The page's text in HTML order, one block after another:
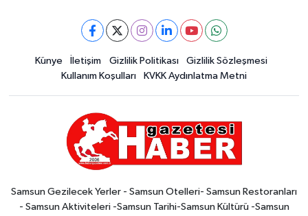
Künye İletişim Gizlilik Politikası
Gizlilik Sözleşmesi
Kullanım Koşulları
KVKK Aydınlatma Metni
Samsun Gezilecek Yerler - Samsun Otelleri- Samsun Restoranları
- Samsun Aktiviteleri -Samsun Tarihi-Samsun Kültürü -Samsun